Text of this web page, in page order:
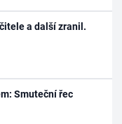
a další zranil.
Smuteční řec